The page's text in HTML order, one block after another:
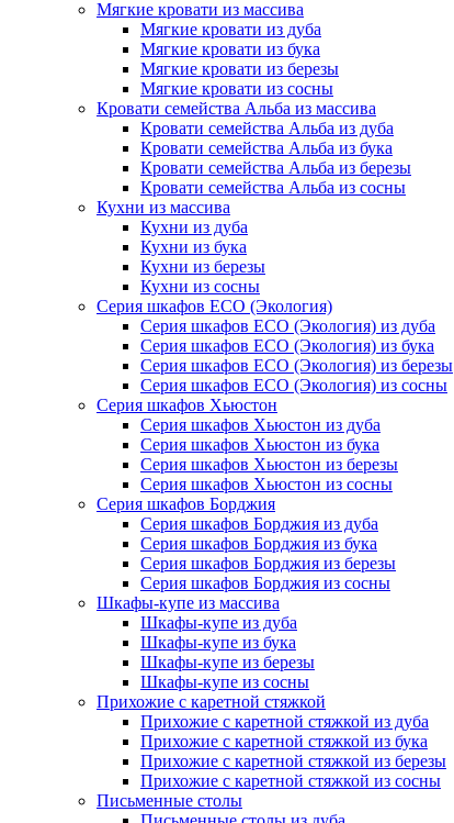
Мягкие кровати из массива
Мягкие кровати из дуба
Мягкие кровати из бука
Мягкие кровати из березы
Мягкие кровати из сосны
Кровати семейства Альба из массива
Кровати семейства Альба из дуба
Кровати семейства Альба из бука
Кровати семейства Альба из березы
Кровати семейства Альба из сосны
Кухни из массива
Кухни из дуба
Кухни из бука
Кухни из березы
Кухни из сосны
Серия шкафов ECO (Экология)
Серия шкафов ECO (Экология) из дуба
Серия шкафов ECO (Экология) из бука
Серия шкафов ECO (Экология) из березы
Серия шкафов ECO (Экология) из сосны
Серия шкафов Хьюстон
Серия шкафов Хьюстон из дуба
Серия шкафов Хьюстон из бука
Серия шкафов Хьюстон из березы
Серия шкафов Хьюстон из сосны
Серия шкафов Борджия
Серия шкафов Борджия из дуба
Серия шкафов Борджия из бука
Серия шкафов Борджия из березы
Серия шкафов Борджия из сосны
Шкафы-купе из массива
Шкафы-купе из дуба
Шкафы-купе из бука
Шкафы-купе из березы
Шкафы-купе из сосны
Прихожие с каретной стяжкой
Прихожие с каретной стяжкой из дуба
Прихожие с каретной стяжкой из бука
Прихожие с каретной стяжкой из березы
Прихожие с каретной стяжкой из сосны
Письменные столы